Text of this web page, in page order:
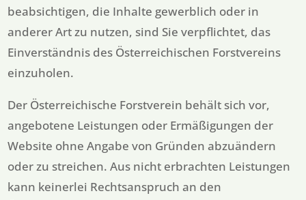
beabsichtigen, die Inhalte gewerblich oder in
anderer Art zu nutzen, sind Sie verpflichtet, das
Einverständnis des Österreichischen Forstvereins
einzuholen.
Der Österreichische Forstverein behält sich vor,
angebotene Leistungen oder Ermäßigungen der
Website ohne Angabe von Gründen abzuändern
oder zu streichen. Aus nicht erbrachten Leistungen
kann keinerlei Rechtsanspruch an den